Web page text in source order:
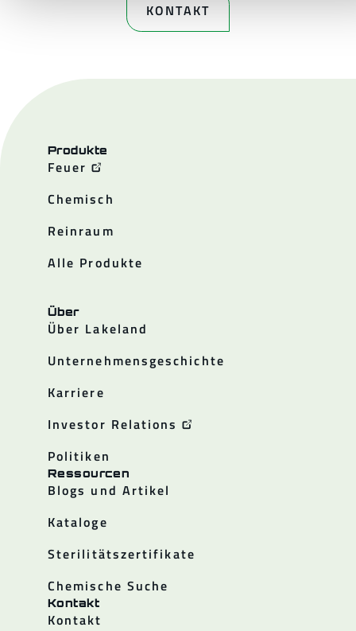
KONTAKT
Produkte
Feuer
Chemisch
Reinraum
Alle Produkte
Über
Über Lakeland
Unternehmensgeschichte
Karriere
Investor Relations
Politiken
Ressourcen
Blogs und Artikel
Kataloge
Sterilitätszertifikate
Chemische Suche
Kontakt
Kontakt